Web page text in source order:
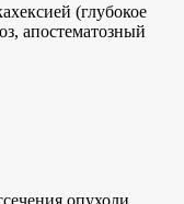
(глубокое
апостематозный
опухоли